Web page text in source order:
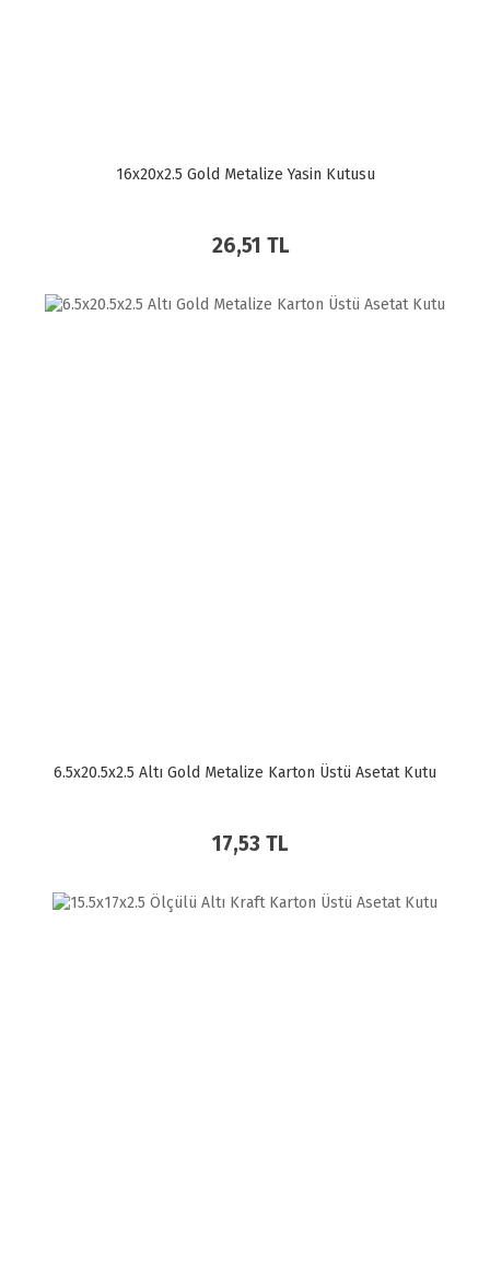
16x20x2.5 Gold Metalize Yasin Kutusu
26,51 TL
6.5x20.5x2.5 Altı Gold Metalize Karton Üstü Asetat Kutu
17,53 TL